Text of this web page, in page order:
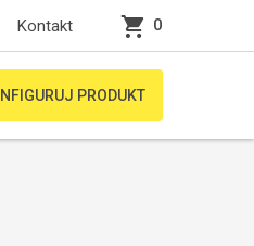
Kontakt 0
PRODUKT